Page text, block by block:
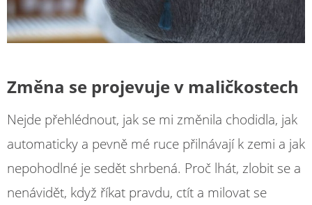
Změna se projevuje v maličkostech
Nejde přehlédnout, jak se mi změnila chodidla, jak
automaticky a pevně mé ruce přilnávají k zemi a jak
nepohodlné je sedět shrbená. Proč lhát, zlobit se a
nenávidět, když říkat pravdu, ctít a milovat se